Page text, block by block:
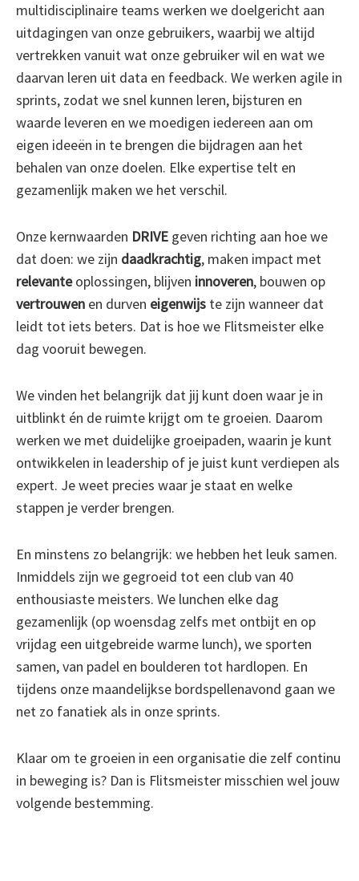
multidisciplinaire teams werken we doelgericht aan
uitdagingen van onze gebruikers, waarbij we altijd
vertrekken vanuit wat onze gebruiker wil en wat we
daarvan leren uit data en feedback. We werken agile in
sprints, zodat we snel kunnen leren, bijsturen en
waarde leveren en we moedigen iedereen aan om
eigen ideeën in te brengen die bijdragen aan het
behalen van onze doelen. Elke expertise telt en
gezamenlijk maken we het verschil.
Onze kernwaarden DRIVE geven richting aan hoe we
dat doen: we zijn daadkrachtig, maken impact met
relevanteoplossingen, blijven innoveren, bouwen op
vertrouwen en durven eigenwijs te zijn wanneer dat
leidt tot iets beters. Dat is hoe we Flitsmeister elke
dag vooruit bewegen.
We vinden het belangrijk dat jij kunt doen waar je in
uitblinkt én de ruimte krijgt om te groeien. Daarom
werken we met duidelijke groeipaden, waarin je kunt
ontwikkelen in leadership of je juist kunt verdiepen als
expert. Je weet precies waar je staat en welke
stappen je verder brengen.
En minstens zo belangrijk: we hebben het leuk samen.
Inmiddels zijn we gegroeid tot een club van 40
enthousiaste meisters. We lunchen elke dag
gezamenlijk (op woensdag zelfs met ontbijt en op
vrijdag een uitgebreide warme lunch), we sporten
samen, van padel en boulderen tot hardlopen. En
tijdens onze maandelijkse bordspellenavond gaan we
net zo fanatiek als in onze sprints.
Klaar om te groeien in een organisatie die zelf continu
in beweging is? Dan is Flitsmeister misschien wel jouw
volgende bestemming.